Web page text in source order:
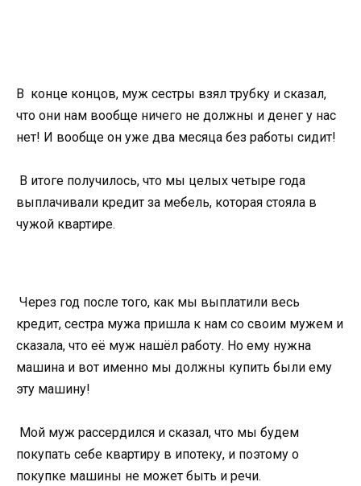
В конце концов, муж сестры взял трубку и сказал,
что они нам вообще ничего не должны и денег у нас
нет! И вообще он уже два месяца без работы сидит!
В итоге получилось, что мы целых четыре года
выплачивали кредит за мебель, которая стояла в
чужой квартире.
Через год после того, как мы выплатили весь
кредит, сестра мужа пришла к нам со своим мужем и
сказала, что её муж нашёл работу. Но ему нужна
машина и вот именно мы должны купить были ему
эту машину!
Мой муж рассердился и сказал, что мы будем
покупать себе квартиру в ипотеку, и поэтому о
покупке машины не может быть и речи.